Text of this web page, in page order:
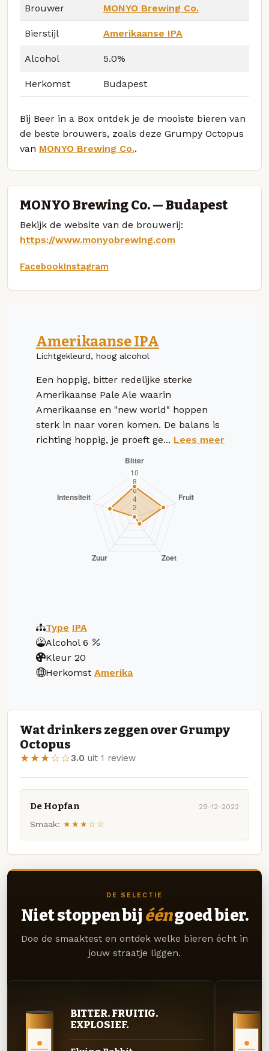
Brouwer MONYO Brewing Co.
Bierstijl Amerikaanse IPA
Alcohol 5.0%
Herkomst Budapest
Bij Beer in a Box ontdek je de mooiste bieren van
de beste brouwers, zoals deze Grumpy Octopus
van MONYO Brewing Co..
MONYO Brewing Co. — Budapest
Bekijk de website van de brouwerij:
https://www.monyobrewing.com
FacebookInstagram
Amerikaanse IPA
Lichtgekleurd, hoog alcohol
Een hoppig, bitter redelijke sterke
Amerikaanse Pale Ale waarin
Amerikaanse en "new world" hoppen
sterk in naar voren komen. De balans is
richting hoppig, je proeft ge... Lees meer
Type IPA
Alcohol 6
Kleur 20
Herkomst Amerika
Wat drinkers zeggen over Grumpy
Octopus
★★★☆☆3.0 uit 1 review
De Hopfan 29-12-2022
Smaak: ★★★☆☆
DE SELECTIE
Niet stoppen bij ééngoed bier.
Doe de smaaktest en ontdek welke bieren écht in
jouw straatje liggen.
BITTER. FRUITIG.
EXPLOSIEF.